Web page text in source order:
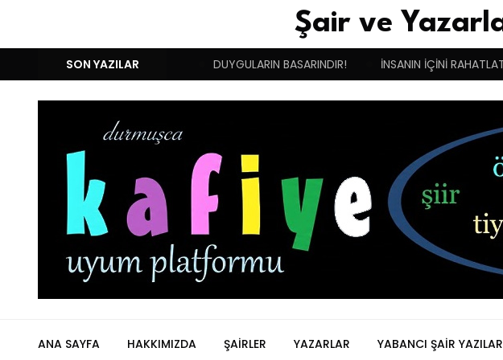
Şair ve
SON YAZILAR
BUGÜN İKİNCİ DOĞUM GÜNÜM! DUYGULARIN BASARINDIR! İNSANIN İÇİNİ
ANA SAYFA HAKKIMIZDA ŞAIRLER YAZARLAR YABANCI ŞAIR